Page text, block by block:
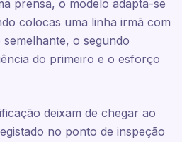
prensa, o modelo adapta-se
colocas uma linha irmã com
o segundo
do primeiro e o esforço
deixam de chegar ao
no ponto de inspeção